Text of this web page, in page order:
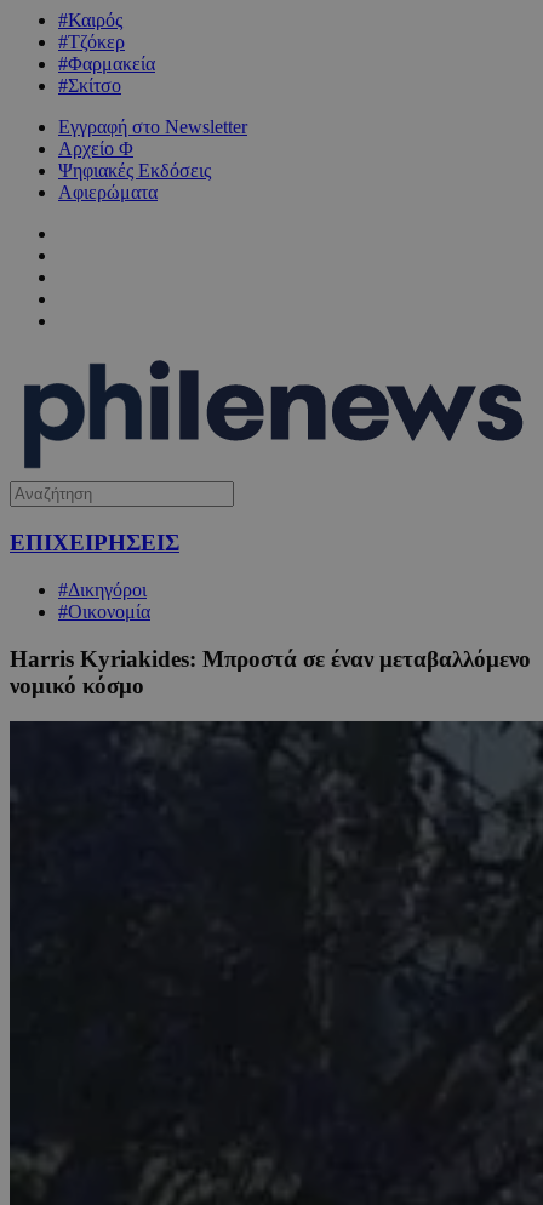
#Καιρός
#Τζόκερ
#Φαρμακεία
#Σκίτσο
Εγγραφή στο Newsletter
Αρχείο Φ
Ψηφιακές Εκδόσεις
Αφιερώματα
ΕΠΙΧΕΙΡΗΣΕΙΣ
#Δικηγόροι
#Οικονομία
Harris Kyriakides: Μπροστά σε έναν μεταβαλλόμενο
νομικό κόσμο